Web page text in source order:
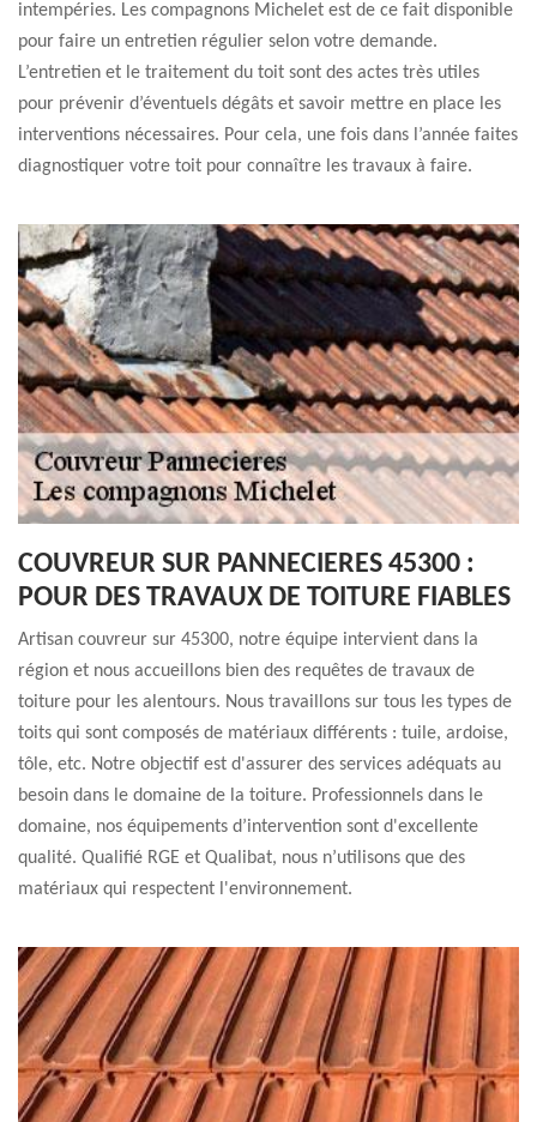
intempéries. Les compagnons Michelet est de ce fait disponible
pour faire un entretien régulier selon votre demande.
L’entretien et le traitement du toit sont des actes très utiles
pour prévenir d’éventuels dégâts et savoir mettre en place les
interventions nécessaires. Pour cela, une fois dans l’année faites
diagnostiquer votre toit pour connaître les travaux à faire.
COUVREUR SUR PANNECIERES 45300 :
POUR DES TRAVAUX DE TOITURE FIABLES
Artisan couvreur sur 45300, notre équipe intervient dans la
région et nous accueillons bien des requêtes de travaux de
toiture pour les alentours. Nous travaillons sur tous les types de
toits qui sont composés de matériaux différents : tuile, ardoise,
tôle, etc. Notre objectif est d'assurer des services adéquats au
besoin dans le domaine de la toiture. Professionnels dans le
domaine, nos équipements d’intervention sont d'excellente
qualité. Qualifié RGE et Qualibat, nous n’utilisons que des
matériaux qui respectent l'environnement.